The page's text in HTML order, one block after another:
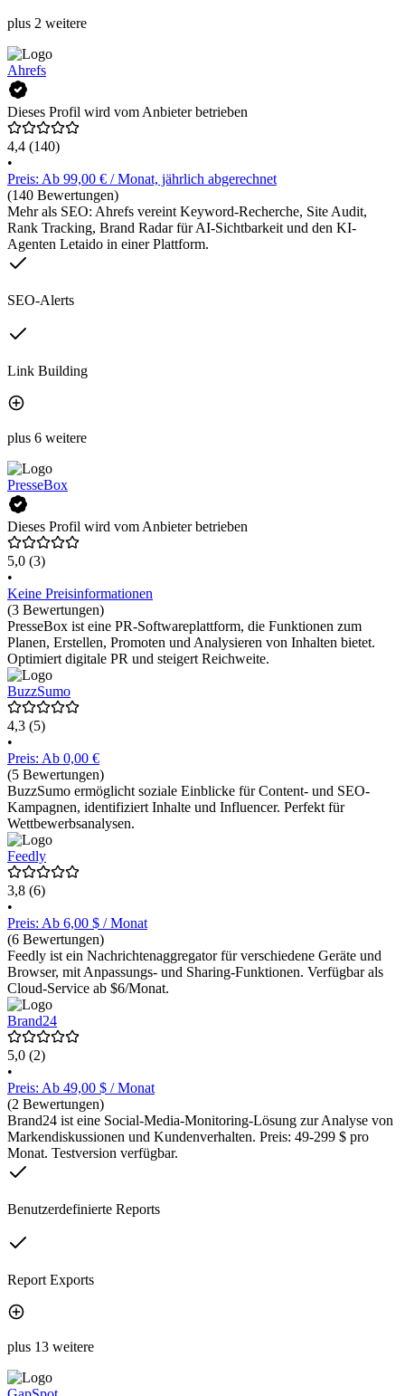
plus 2 weitere
Ahrefs
Dieses Profil wird vom Anbieter betrieben
4,4 (140)
•
Preis: Ab 99,00 € / Monat, jährlich abgerechnet
(140 Bewertungen)
Mehr als SEO: Ahrefs vereint Keyword-Recherche, Site Audit,
Rank Tracking, Brand Radar für AI-Sichtbarkeit und den KI-
Agenten Letaido in einer Plattform.
SEO-Alerts
Link Building
plus 6 weitere
PresseBox
Dieses Profil wird vom Anbieter betrieben
5,0 (3)
•
Keine Preisinformationen
(3 Bewertungen)
PresseBox ist eine PR-Softwareplattform, die Funktionen zum
Planen, Erstellen, Promoten und Analysieren von Inhalten bietet.
Optimiert digitale PR und steigert Reichweite.
BuzzSumo
4,3 (5)
•
Preis: Ab 0,00 €
(5 Bewertungen)
BuzzSumo ermöglicht soziale Einblicke für Content- und SEO-
Kampagnen, identifiziert Inhalte und Influencer. Perfekt für
Wettbewerbsanalysen.
Feedly
3,8 (6)
•
Preis: Ab 6,00 $ / Monat
(6 Bewertungen)
Feedly ist ein Nachrichtenaggregator für verschiedene Geräte und
Browser, mit Anpassungs- und Sharing-Funktionen. Verfügbar als
Cloud-Service ab $6/Monat.
Brand24
5,0 (2)
•
Preis: Ab 49,00 $ / Monat
(2 Bewertungen)
Brand24 ist eine Social-Media-Monitoring-Lösung zur Analyse von
Markendiskussionen und Kundenverhalten. Preis: 49-299 $ pro
Monat. Testversion verfügbar.
Benutzerdefinierte Reports
Report Exports
plus 13 weitere